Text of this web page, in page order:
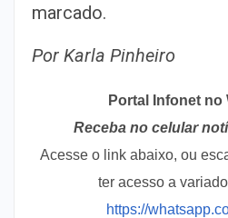
marcado.
Por Karla Pinheiro
Portal Infonet no
Receba no celular
Acesse o link abaixo, ou
ter acesso a
https://